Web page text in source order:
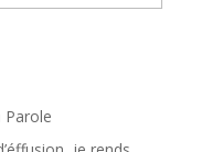
Parole